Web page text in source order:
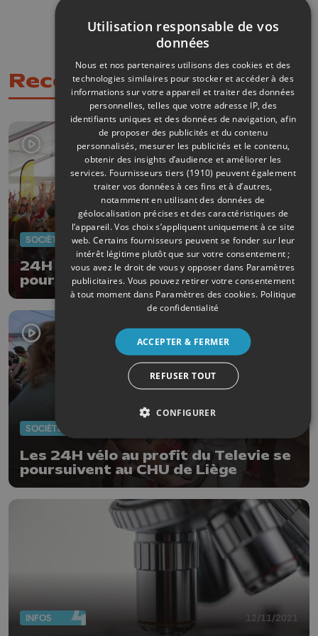
Partagez sur
Recommandations
SOCIÉTÉ 20/03/2026
24H Télévie : un bilan exceptionnel
pour toutes et tous
SOCIÉTÉ
Les 24H vélo au profit du Televie se
poursuivent au CHU de Liège
INFOS 12/11/2021
Utilisation responsable de vos
données
Nous et nos partenaires utilisons des cookies et des
technologies similaires pour stocker et accéder à des
informations sur votre appareil et traiter des données
personnelles, telles que votre adresse IP, des
identifiants uniques et des données de navigation, afin
de proposer des publicités et du contenu
personnalisés, mesurer les publicités et le contenu,
obtenir des insights d’audience et améliorer les
services. Fournisseurs tiers (1910) peuvent également
traiter vos données à ces fins et à d’autres,
notamment en utilisant des données de
géolocalisation précises et des caractéristiques de
l’appareil. Vos choix s’appliquent uniquement à ce site
web. Certains fournisseurs peuvent se fonder sur leur
intérêt légitime plutôt que sur votre consentement ;
vous avez le droit de vous y opposer dans Paramètres
publicitaires. Vous pouvez retirer votre consentement
à tout moment dans Paramètres des cookies. Politique
de confidentialité
ACCEPTER & FERMER
REFUSER TOUT
CONFIGURER